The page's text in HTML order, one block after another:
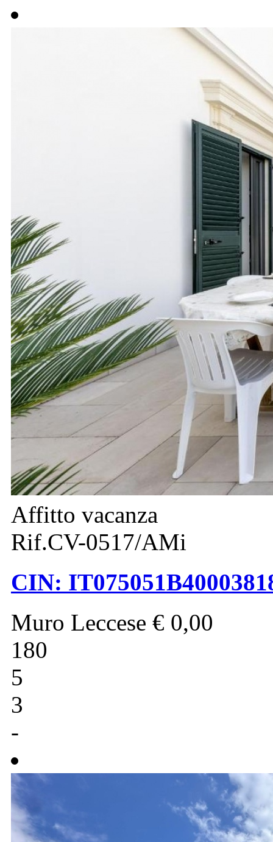
Affitto vacanza
Rif.CV-0517/AMi
CIN:
Muro Leccese € 0,00
180
5
3
-